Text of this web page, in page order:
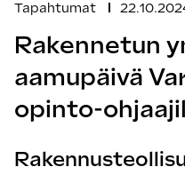
Tapahtumat
Rakennetun
aamupäivä
opinto-